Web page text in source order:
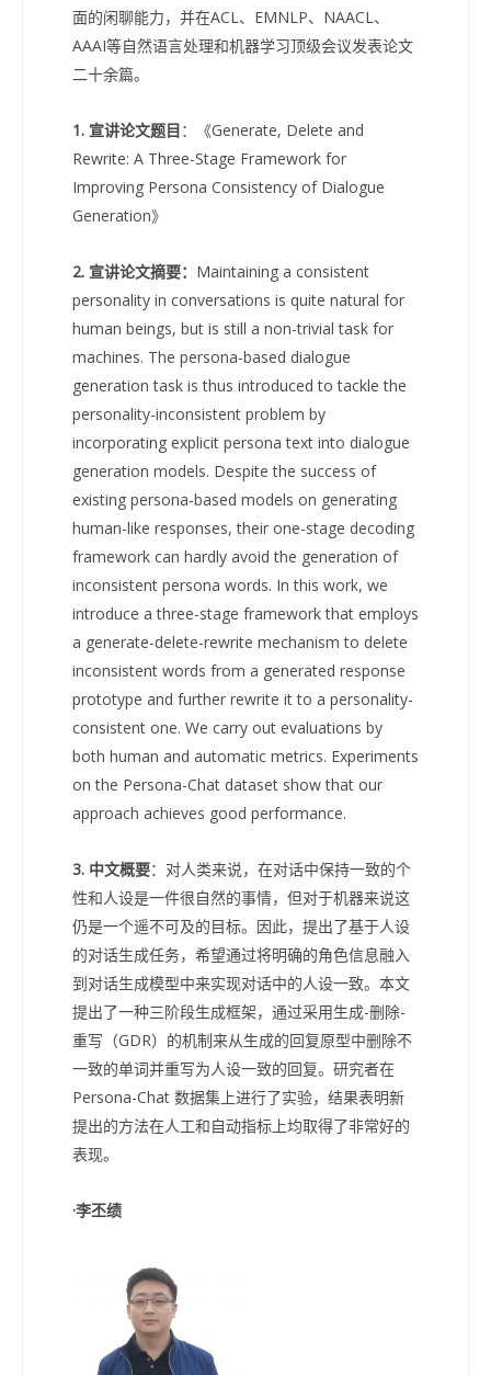
面的闲聊能力，并在ACL、EMNLP、NAACL、
AAAI等自然语言处理和机器学习顶级会议发表论文
二十余篇。
1. 宣讲论文题目：《Generate, Delete and
Rewrite: A Three-Stage Framework for
Improving Persona Consistency of Dialogue
Generation》
2. 宣讲论文摘要： Maintaining a consistent
personality in conversations is quite natural for
human beings, but is still a non-trivial task for
machines. The persona-based dialogue
generation task is thus introduced to tackle the
personality-inconsistent problem by
incorporating explicit persona text into dialogue
generation models. Despite the success of
existing persona-based models on generating
human-like responses, their one-stage decoding
framework can hardly avoid the generation of
inconsistent persona words. In this work, we
introduce a three-stage framework that employs
a generate-delete-rewrite mechanism to delete
inconsistent words from a generated response
prototype and further rewrite it to a personality-
consistent one. We carry out evaluations by
both human and automatic metrics. Experiments
on the Persona-Chat dataset show that our
approach achieves good performance.
3. 中文概要：对人类来说，在对话中保持一致的个
性和人设是一件很自然的事情，但对于机器来说这
仍是一个遥不可及的目标。因此，提出了基于人设
的对话生成任务，希望通过将明确的角色信息融入
到对话生成模型中来实现对话中的人设一致。本文
提出了一种三阶段生成框架，通过采用生成-删除-
重写（GDR）的机制来从生成的回复原型中删除不
一致的单词并重写为人设一致的回复。研究者在
Persona-Chat 数据集上进行了实验，结果表明新
提出的方法在人工和自动指标上均取得了非常好的
表现。
·李丕绩